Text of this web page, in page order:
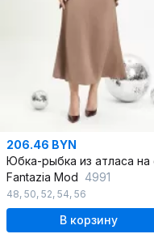
206.46 BYN
Fantazia Mod 4991
48, 50, 52, 54, 56
В корзину